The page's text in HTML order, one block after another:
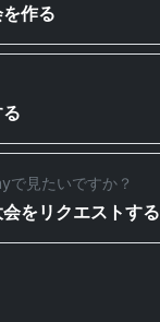
作る
で見たいですか？
をリクエストする